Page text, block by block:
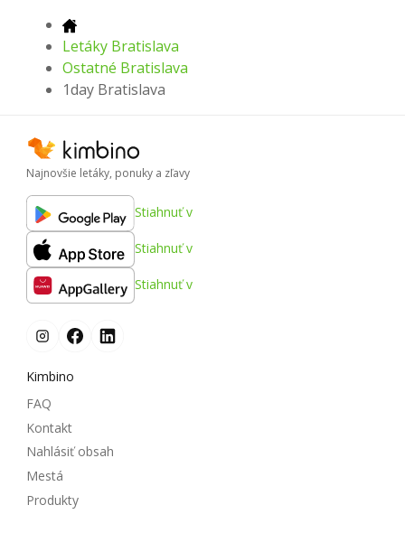
Letáky Bratislava
Ostatné Bratislava
1day Bratislava
Najnovšie letáky, ponuky a zľavy
Stiahnuť v
Stiahnuť v
Stiahnuť v
Kimbino
FAQ
Kontakt
Nahlásiť obsah
Mestá
Produkty